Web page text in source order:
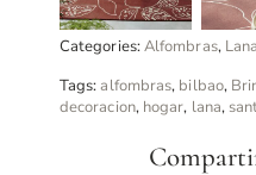
Categories:Alfombras, Lana
Tags:alfombras, bilbao,
decoracion, hogar, lana,